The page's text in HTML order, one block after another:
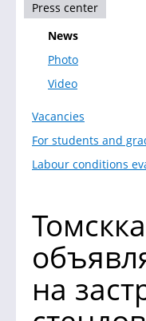
Press center
News
Photo
Video
Vacancies
For students and
Labour conditions
на